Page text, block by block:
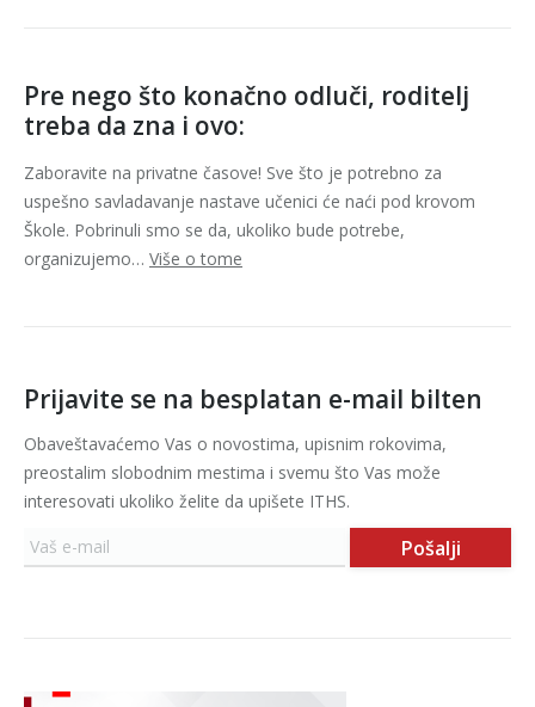
Pre nego što konačno odluči, roditelj
treba da zna i ovo:
Zaboravite na privatne časove! Sve što je potrebno za
uspešno savladavanje nastave učenici će naći pod krovom
Škole. Pobrinuli smo se da, ukoliko bude potrebe,
organizujemo… Više o tome
Prijavite se na besplatan e-mail bilten
Obaveštavaćemo Vas o novostima, upisnim rokovima,
preostalim slobodnim mestima i svemu što Vas može
interesovati ukoliko želite da upišete ITHS.